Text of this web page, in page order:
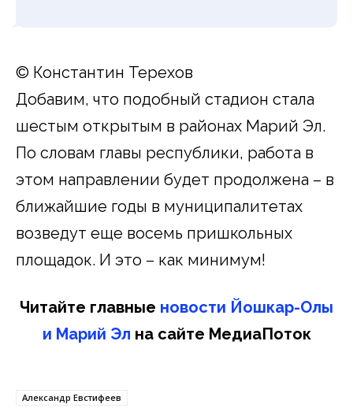
© Константин Терехов
Добавим, что подобный стадион стала
шестым открытым в районах Марий Эл.
По словам главы республики, работа в
этом направлении будет продолжена – в
ближайшие годы в муниципалитетах
возведут еще восемь пришкольных
площадок. И это – как минимум!
Читайте главные новости Йошкар-Олы
и Марий Эл на сайте МедиаПоток
Александр Евстифеев